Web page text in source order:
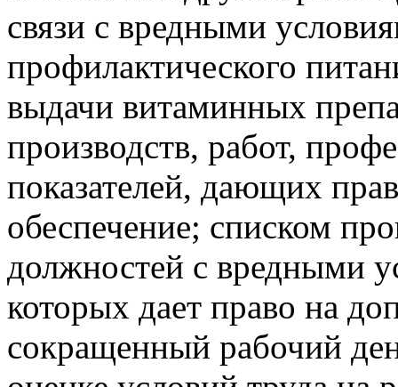
связи с вредными
профилактического
выдачи витаминных
производств, работ,
показателей, дающих
обеспечение; списком
должностей с вредными
которых дает право на
сокращенный рабочий